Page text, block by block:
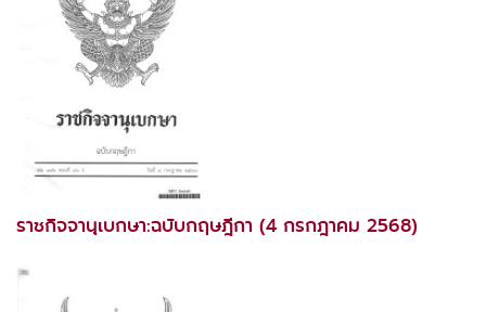
ราชกิจจานุเบกษา:ฉบับกฤษฎีกา (4 กรกฎาคม 2568)